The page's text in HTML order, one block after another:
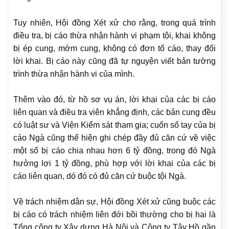
Tuy nhiên, Hội đồng Xét xử cho rằng, trong quá trình
điều tra, bị cáo thừa nhận hành vi phạm tội, khai không
bị ép cung, mớm cung, không có đơn tố cáo, thay đổi
lời khai. Bị cáo này cũng đã tự nguyện viết bản tường
trình thừa nhận hành vi của mình.
Thêm vào đó, từ hồ sơ vụ án, lời khai của các bị cáo
liên quan và điều tra viên khẳng định, các bản cung đều
có luật sư và Viện Kiểm sát tham gia; cuốn sổ tay của bị
cáo Ngà cũng thể hiện ghi chép đầy đủ căn cứ về việc
một số bị cáo chia nhau hơn 6 tỷ đồng, trong đó Ngà
hưởng lợi 1 tỷ đồng, phù hợp với lời khai của các bị
cáo liên quan, dó đó có đủ căn cứ buộc tội Ngà.
Về trách nhiệm dân sự, Hội đồng Xét xử cũng buộc các
bị cáo có trách nhiệm liên đới bồi thường cho bị hại là